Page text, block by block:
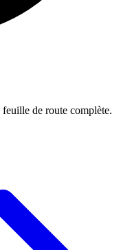
de route complète.